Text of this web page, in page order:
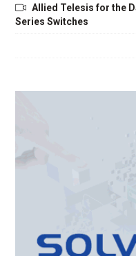
Allied Telesis for the
Series Switches